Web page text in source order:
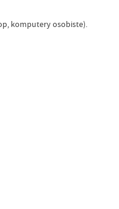
komputery osobiste).